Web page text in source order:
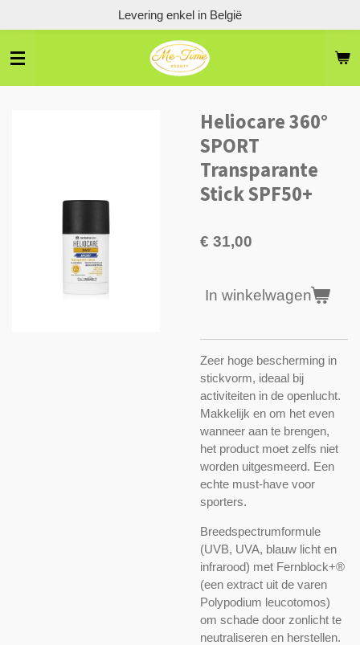
direct
naar
de
hoofdinhoud
Levering enkel in België
Heliocare 360°
SPORT
Transparante
Stick SPF50+
€ 31,00
In winkelwagen
Zeer hoge bescherming in
stickvorm, ideaal bij
activiteiten in de openlucht.
Makkelijk en om het even
wanneer aan te brengen,
het product moet zelfs niet
worden uitgesmeerd. Een
echte must-have voor
sporters.
Breedspectrumformule
(UVB, UVA, blauw licht en
infrarood) met Fernblock+®
(een extract uit de varen
Polypodium leucotomos)
om schade door zonlicht te
neutraliseren en herstellen.